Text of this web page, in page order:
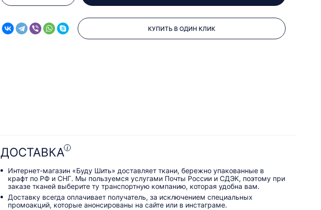
КУПИТЬ В ОДИН КЛИК
ДОСТАВКА
Интернет-магазин «Буду Шить» доставляет ткани, бережно упакованные в
крафт по РФ и СНГ. Мы пользуемся услугами Почты России и СДЭК, поэтому при
заказе тканей выберите ту транспортную компанию, которая удобна вам.
Доставку всегда оплачивает получатель, за исключением специальных
промоакций, которые анонсированы на сайте или в инстаграме.